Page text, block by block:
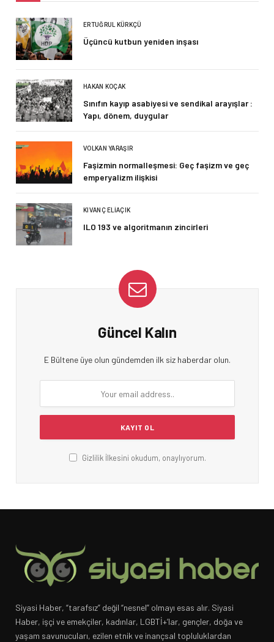
ERTUĞRUL KÜRKÇÜ
Üçüncü kutbun yeniden inşası
HAKAN KOÇAK
Sınıfın kayıp asabiyesi ve sendikal arayışlar :
Yapı, dönem, duygular
VOLKAN YARAŞIR
Faşizmin normalleşmesi: Geç faşizm ve geç
emperyalizm ilişkisi
KIVANÇ ELIAÇIK
ILO 193 ve algoritmanın zincirleri
Güncel Kalın
E Bültene üye olun gündemden ilk siz haberdar olun.
Gizlilik İlkesini okudum, onaylıyorum.
Siyasi Haber, “tarafsız” değil “nesnel” olmayı esas alır. Siyasi
Haber, işçi ve emekçiler, kadınlar, LGBTİ+’lar, gençler, doğa ve
yaşam savunucuları, ezilen etnik ve inançsal topluluklardan